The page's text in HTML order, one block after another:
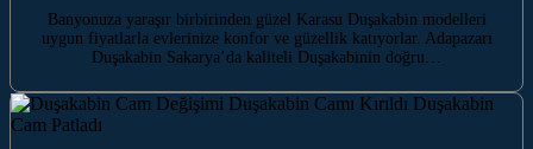
Banyonuza yaraşır birbirinden güzel Karasu Duşakabin modelleri
uygun fiyatlarla evlerinize konfor ve güzellik katıyorlar. Adapazarı
Duşakabin Sakarya’da kaliteli Duşakabinin doğru…